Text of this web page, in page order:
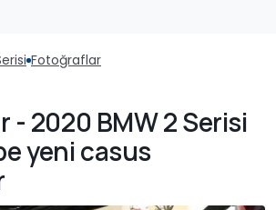
Fotoğraflar
- 2020 BMW 2 Serisi
yeni casus